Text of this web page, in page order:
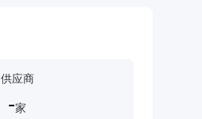
供应商
-家